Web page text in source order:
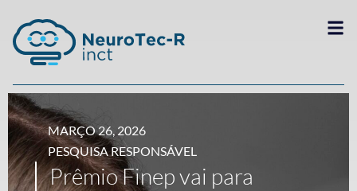
MARÇO 26, 2026
PESQUISA RESPONSÁVEL
Prêmio Finep vai para